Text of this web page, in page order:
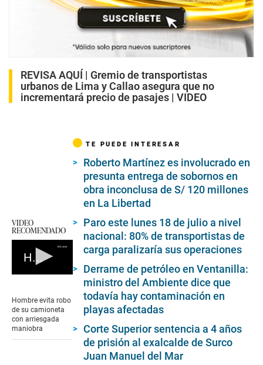
REVISA AQUÍ | Gremio de transportistas
urbanos de Lima y Callao asegura que no
incrementará precio de pasajes | VIDEO
VIDEO
RECOMENDADO
Hombre evita robo de su camioneta con arriesgada maniobra
of
0
seconds
Hombre evita robo
de su camioneta
con arriesgada
maniobra
TE PUEDE INTERESAR
Roberto Martínez es involucrado en
presunta entrega de sobornos en
obra inconclusa de S/ 120 millones
en La Libertad
Paro este lunes 18 de julio a nivel
nacional: 80% de transportistas de
carga paralizaría sus operaciones
Derrame de petróleo en Ventanilla:
ministro del Ambiente dice que
todavía hay contaminación en
playas afectadas
Corte Superior sentencia a 4 años
de prisión al exalcalde de Surco
Juan Manuel del Mar